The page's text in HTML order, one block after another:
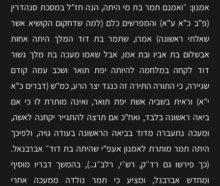
אמנון: ״ואמנם תמר בת מי היתה, הנה חז"ל במסכת סנהדרין
(פ"ב כ"א ע"א) והמפרשים כלם (למה שדחקום הקושיא אשר
שאלתי ראשונה) אמרו, שתמר בת דוד המלך היתה אחות
אבשלום בת אביו ובת אמו, אבל שאמו מעכה בת מלך גשור
דוד לקחה במלחמה להיותה יפת תואר ושכב עמה קודם
שגיירה, כי התורה התירה זה כנגד יצר הרע, כמ"ש (דברים כ"א
י"א) וראית בשביה אשת יפת תואר, ואינה מותרת לו כי אם
ביאה ראשונה בלבד, ואח"כ אם תרצה להתגייר יקחנה לאשה,
ומעכה נתעברה מדוד בביאה הראשונה בעודה גויה, ולפיכך
היתה תמר מותרת לאמנון אעפ"י שהיתה בת דוד״ אברבנאל.
(כך פירשו גם רד״ק, רש״י, רלב״ג..), בהמשך דבריו מוסיף
ומחדש אברבנל, ומציע כי תמר נולדה ממעכה אחרי